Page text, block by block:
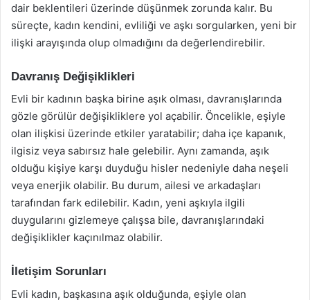
dair beklentileri üzerinde düşünmek zorunda kalır. Bu
süreçte, kadın kendini, evliliği ve aşkı sorgularken, yeni bir
ilişki arayışında olup olmadığını da değerlendirebilir.
Davranış Değişiklikleri
Evli bir kadının başka birine aşık olması, davranışlarında
gözle görülür değişikliklere yol açabilir. Öncelikle, eşiyle
olan ilişkisi üzerinde etkiler yaratabilir; daha içe kapanık,
ilgisiz veya sabırsız hale gelebilir. Aynı zamanda, aşık
olduğu kişiye karşı duyduğu hisler nedeniyle daha neşeli
veya enerjik olabilir. Bu durum, ailesi ve arkadaşları
tarafından fark edilebilir. Kadın, yeni aşkıyla ilgili
duygularını gizlemeye çalışsa bile, davranışlarındaki
değişiklikler kaçınılmaz olabilir.
İletişim Sorunları
Evli kadın, başkasına aşık olduğunda, eşiyle olan